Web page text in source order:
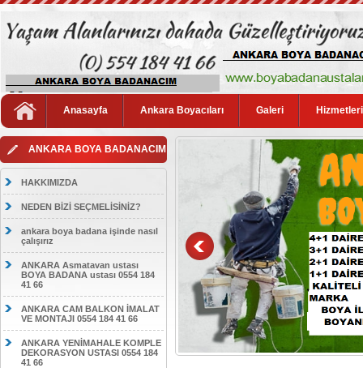
Anasayfa Ankara Boyacıları Galeri
ANKARA BOYA BADANACIM
HAKKIMIZDA
NEDEN BİZİ SEÇMELİSİNİZ?
ankara boya badana işinde nasıl
çalışırız
ANKARA Asmatavan ustası
BOYA BADANA ustası 0554 184
41 66
ANKARA CAM BALKON İMALAT
VE MONTAJI 0554 184 41 66
ANKARA YENİMAHALE KOMPLE
DEKORASYON USTASI 0554 184
41 66